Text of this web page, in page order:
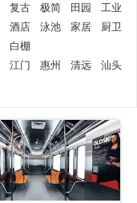
复古 极简 田园
工业
酒店 泳池 家居
厨卫
白棚
江门 惠州 清远
汕头